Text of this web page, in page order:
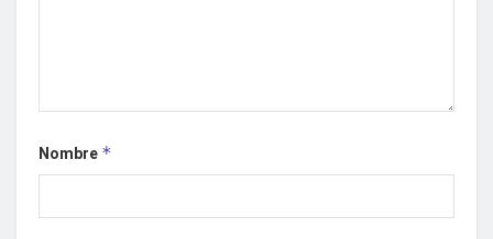
Nombre *